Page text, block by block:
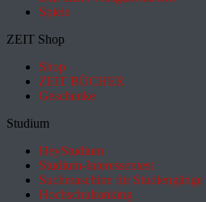
Spiele
ZEIT Shop
Shop
ZEIT BÜCHER
Geschenke
Studium
HeyStudium
Studium-Interessentest
Suchmaschine für Studiengänge
Hochschulranking